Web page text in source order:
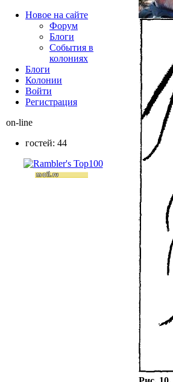
Новое на сайте
Форум
Блоги
События в
колониях
Блоги
Колонии
Войти
Peгиcтpaция
on-line
гостей: 44